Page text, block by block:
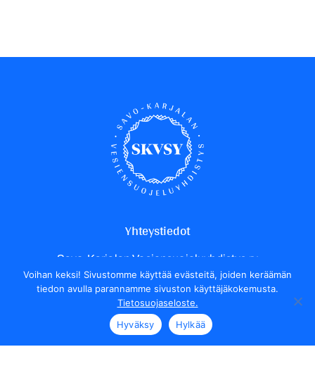
Yhteystiedot
Savo-Karjalan Vesiensuojeluyhdistys ry
Yrittäjäntie 24
70150 Kuopio
Henkilökunnan yhteystiedot
Voihan keksi! Sivustomme käyttää evästeitä, joiden keräämän
tiedon avulla parannamme sivuston käyttäjäkokemusta.
Tietosuojaseloste.
Hyväksy
Hylkää